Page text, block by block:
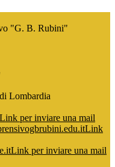
"G. B. Rubini"
Lombardia
Link per inviare una mail
Link
Link per inviare una mail